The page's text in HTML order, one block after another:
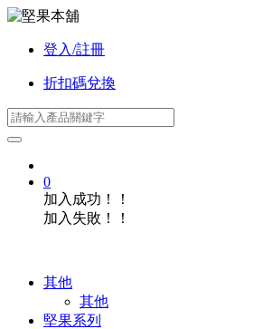
登入/註冊
折扣碼兌換
0
加入成功！！
加入失敗！！
其他
其他
堅果系列